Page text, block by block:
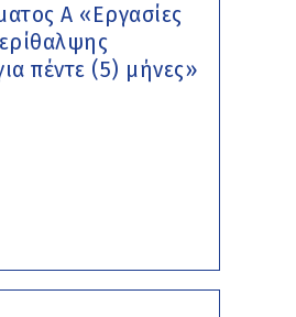
Α «Εργασίες
πέντε (5) μήνες»